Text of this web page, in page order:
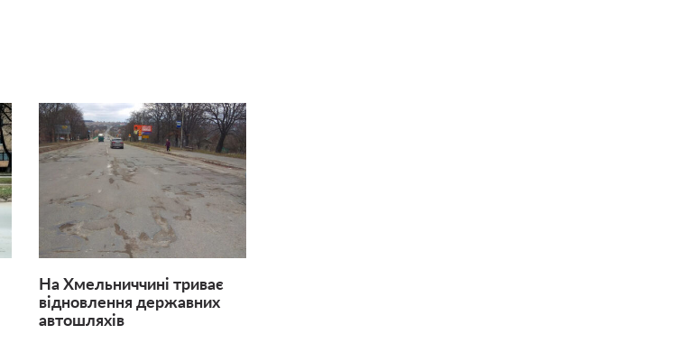
На Хмельниччині триває
відновлення державних
автошляхів